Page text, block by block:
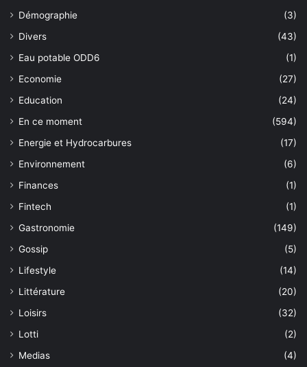
Démographie
(3)
Divers
(43)
Eau potable ODD6
(1)
Economie
(27)
Education
(24)
En ce moment
(594)
Energie et Hydrocarbures
(17)
Environnement
(6)
Finances
(1)
Fintech
(1)
Gastronomie
(149)
Gossip
(5)
Lifestyle
(14)
Littérature
(20)
Loisirs
(32)
Lotti
(2)
Medias
(4)